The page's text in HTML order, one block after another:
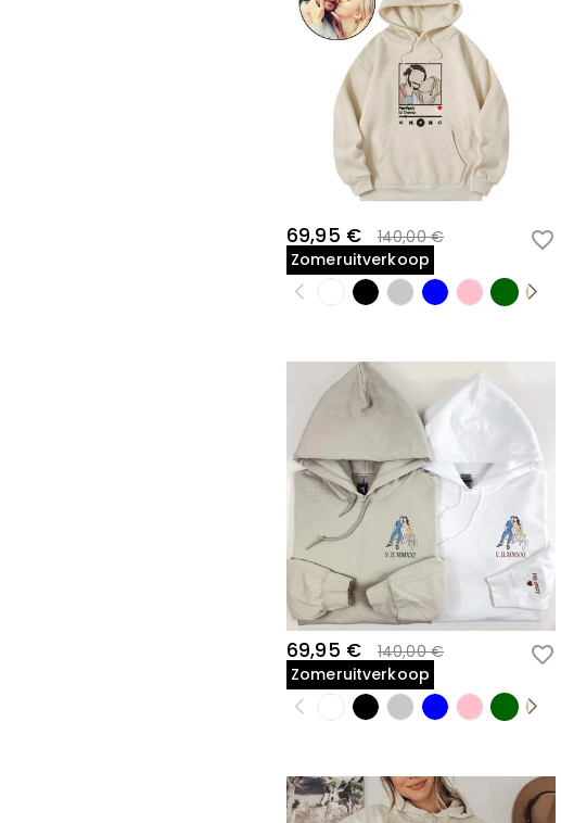
69,95 €
140,00 €
Zomeruitverkoop
69,95 €
140,00 €
Zomeruitverkoop